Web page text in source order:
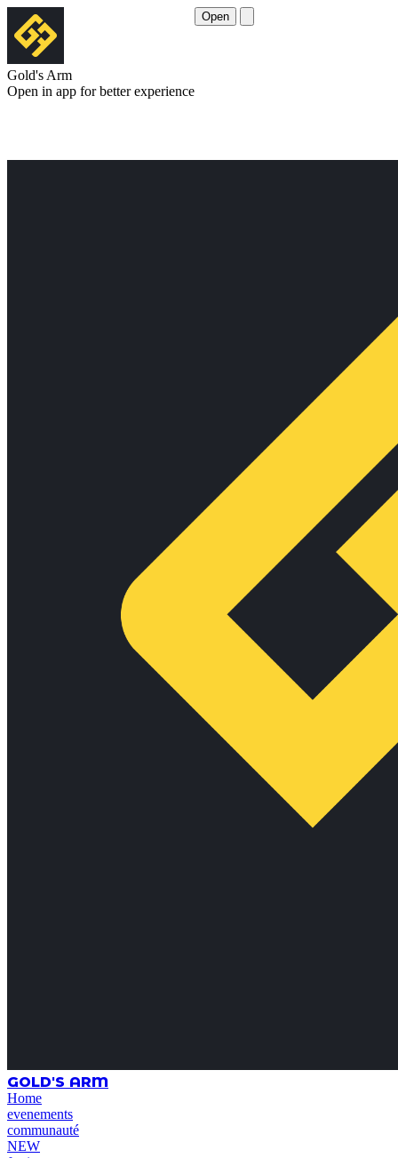
Gold's Arm
Open in app for better experience
Open
GOLD'S ARM
Home
evenements
communauté
NEW